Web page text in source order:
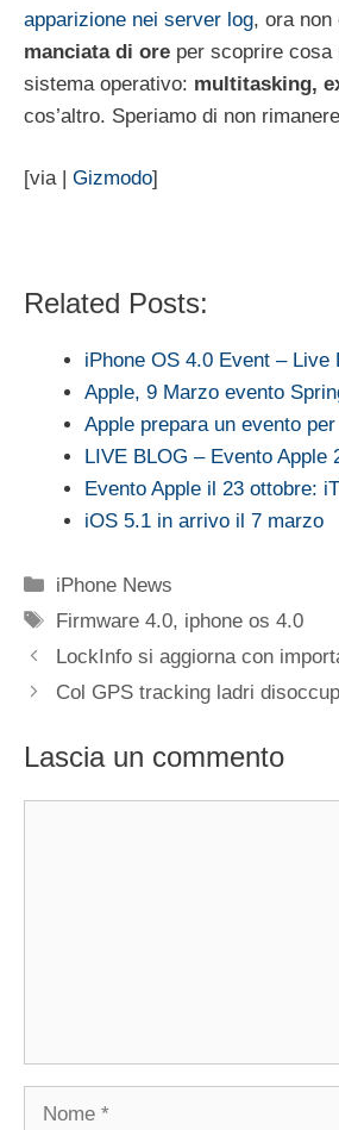
apparizione nei server log, ora non
manciata di ore per scoprire
sistema operativo: multitasking,
cos’altro. Speriamo di non
[via | Gizmodo]
Related Posts:
iPhone OS 4.0 Event – Live
Apple, 9 Marzo evento
Apple prepara un evento
LIVE BLOG – Evento Apple
Evento Apple il 23 ottobre:
iOS 5.1 in arrivo il 7 marzo
Categorie
iPhone News
Tag
Firmware 4.0, iphone os 4.0
LockInfo si aggiorna con
Col GPS tracking ladri
Lascia un commento
Nome